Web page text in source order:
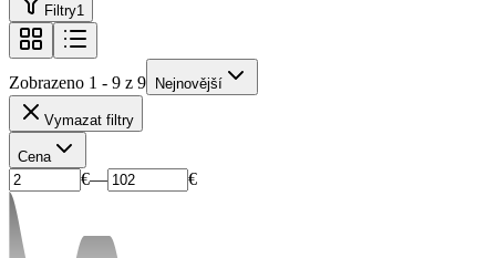
Filtry1
Zobrazeno 1 - 9 z 9 Nejnovější
Vymazat filtry
Cena
€— €